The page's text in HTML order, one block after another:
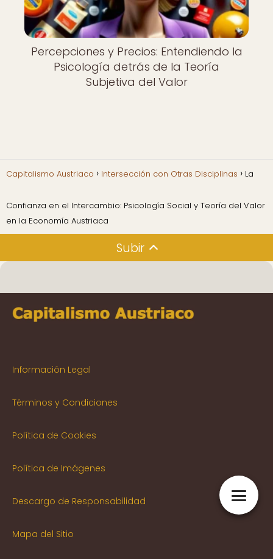
Percepciones y Precios: Entendiendo la
Psicología detrás de la Teoría
Subjetiva del Valor
Capitalismo Austriaco Intersección con Otras Disciplinas La
Confianza en el Intercambio: Psicología Social y Teoría del Valor
en la Economía Austriaca
Subir
Información Legal
Términos y Condiciones
Política de Cookies
Política de Imágenes
Descargo de Responsabilidad
Mapa del Sitio